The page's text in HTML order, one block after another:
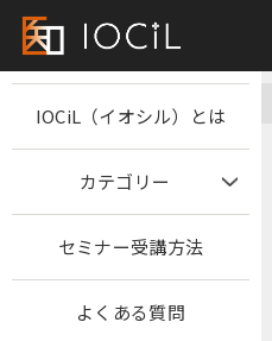
IOCiL（イオシル）とは
カテゴリー
セミナー受講方法
よくある質問